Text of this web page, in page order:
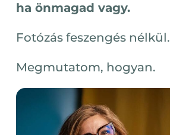
ha önmagad vagy.
Fotózás feszengés nélkül.
Megmutatom, hogyan.